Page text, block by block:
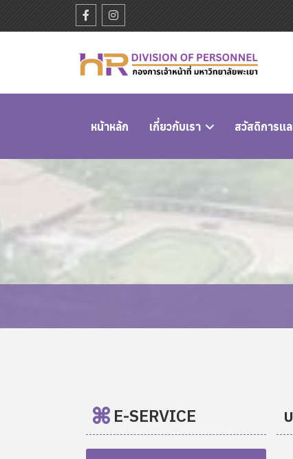
หนัาหลัก เกี่ยวกับเรา สวัสดิการแ
E-SERVICE